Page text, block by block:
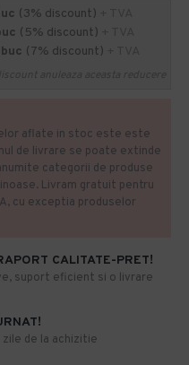
(3% discount)
(5% discount)
(7% discount)
CALITATE-PRET!
suport eficient si o livrare
de la achizitie
aflate in stoc este este
de livrare se poate extinde
categorii de produse
Livram gratuit pentru
cu exceptia produselor